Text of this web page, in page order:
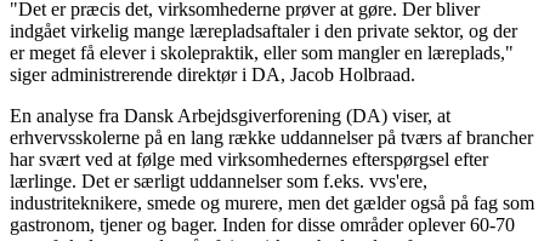
"Det er præcis det, virksomhederne prøver at gøre. Der bliver
indgået virkelig mange lærepladsaftaler i den private sektor, og der
er meget få elever i skolepraktik, eller som mangler en læreplads,"
siger administrerende direktør i DA, Jacob Holbraad.
En analyse fra Dansk Arbejdsgiverforening (DA) viser, at
erhvervsskolerne på en lang række uddannelser på tværs af brancher
har svært ved at følge med virksomhedernes efterspørgsel efter
lærlinge. Det er særligt uddannelser som f.eks. vvs'ere,
industriteknikere, smede og murere, men det gælder også på fag som
gastronom, tjener og bager. Inden for disse områder oplever 60-70